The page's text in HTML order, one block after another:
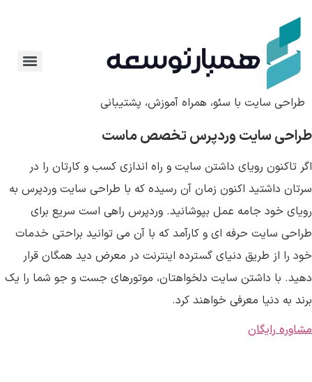
محتوا
طراحی سایت با سئو، همراه آموزش، پشتیبانی
طراحی سایت‌ وردپرس تخصص ماست
اگر تاکنون رویای داشتن سایت و راه اندازی کسب و کارتان را در
سرتان داشتید اکنون زمان آن رسیده که با طراحی سایت‌ وردپرس به
رویای خود جامه عمل بپوشانید. وردپرس راهی است سریع برای
طراحی سایت حرفه ای و کارآمد که با آن می توانید براحتی خدمات
خود را از طریق دنیای گسترده اینترنت در معرض دید همگان قرار
دهید. با داشتن سایت دلخواهتان، موتورهای جست و جو شما را یک
برند به دنیا معرفی خواهند کرد.
مشاوره رایگان